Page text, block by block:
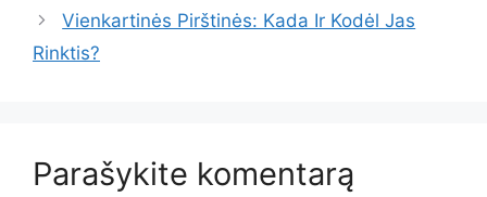
Vienkartinės Pirštinės: Kada Ir Kodėl Jas
Rinktis?
Parašykite komentarą